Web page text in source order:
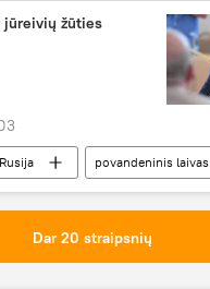
Londonas
jūreivių žūties
Rusija
povandeninis laivas
Sergejus Šoigu
Dar 20 straipsnių